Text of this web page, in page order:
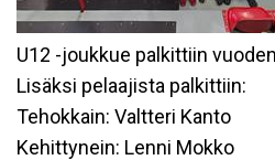
U12 -joukkue palkittiin
Lisäksi pelaajista palkittiin:
Tehokkain: Valtteri Kanto
Kehittynein: Lenni Mokko